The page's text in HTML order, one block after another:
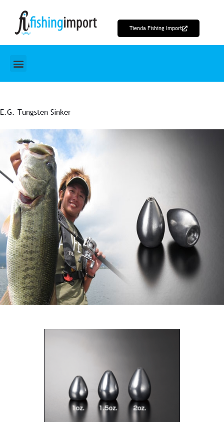
contenido
Tienda Fishing Import
E.G. Tungsten Sinker